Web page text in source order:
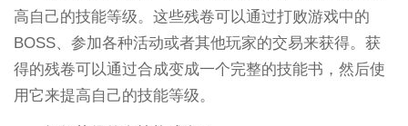
高自己的技能等级。这些残卷可以通过打败游戏中的
BOSS、参加各种活动或者其他玩家的交易来获得。获
得的残卷可以通过合成变成一个完整的技能书，然后使
用它来提高自己的技能等级。